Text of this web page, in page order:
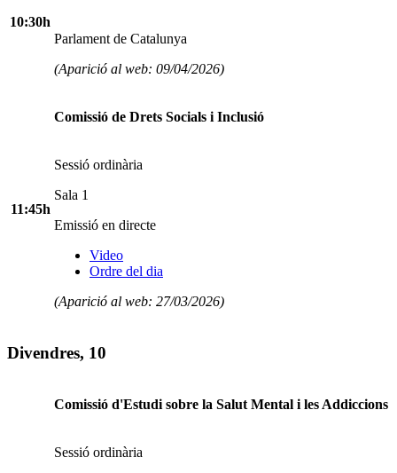
10:30h
Parlament de Catalunya
(Aparició al web: 09/04/2026)
11:45h
Comissió de Drets Socials i Inclusió
Sessió ordinària
Sala 1
Emissió en directe
Video
Ordre del dia
(Aparició al web: 27/03/2026)
Divendres, 10
Comissió d'Estudi sobre la Salut Mental i les Addiccions
Sessió ordinària